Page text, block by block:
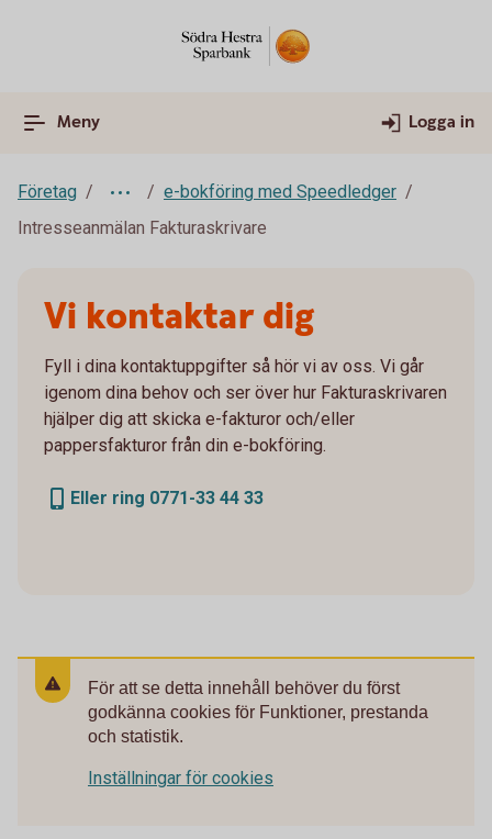
Meny Logga in
Företag
e-bokföring med Speedledger
Intresseanmälan Fakturaskrivare
Vi kontaktar dig
Fyll i dina kontaktuppgifter så hör vi av oss. Vi går
igenom dina behov och ser över hur Fakturaskrivaren
hjälper dig att skicka e-fakturor och/eller
pappersfakturor från din e-bokföring.
Eller ring 0771-33 44 33
För att se detta innehåll behöver du först
godkänna cookies för Funktioner, prestanda
och statistik.
Inställningar för cookies